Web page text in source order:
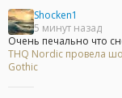
Shocken1
5 минут назад
Очень печально что
THQ Nordic провела
Gothic